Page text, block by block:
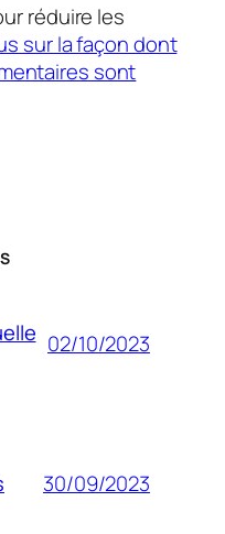
réduire les
sur la façon dont
sont
02/10/2023
30/09/2023